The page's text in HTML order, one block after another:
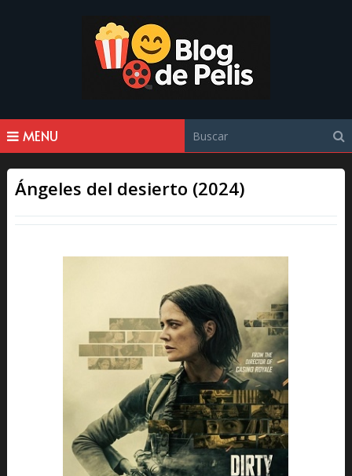
MENU
Ángeles del desierto (2024)